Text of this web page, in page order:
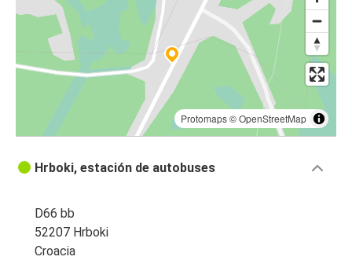
Protomaps©OpenStreetMap
Hrboki, estación de autobuses
D66 bb
52207 Hrboki
Croacia